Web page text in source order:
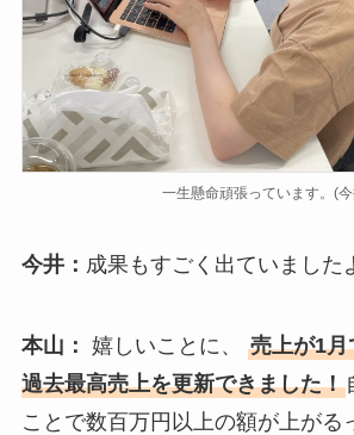
一生懸命頑張っています。(
今井： 成果もすごく出ていました
本山： 嬉しいことに、 売上が1月
過去最高売上を更新できました！
ことで数百万円以上の額が上がる